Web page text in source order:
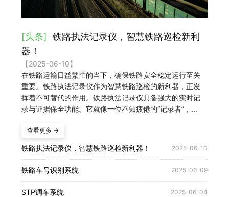
[头条]
铁路执法记录仪，智慧铁路巡检新利
器！
【2025-06-10】
在铁路运输日益繁忙的当下，确保铁路安全稳定运行至关
重要。铁路执法记录仪作为智慧铁路巡检的新利器，正发
挥着不可替代的作用。铁路执法记录仪具备强大的实时记
录与证据保全功能。它就像一位不知疲倦的“记录者”，...
查看更多 →
铁路执法记录仪，智慧铁路巡检新利器！ 2025-06-10
铁路车号识别系统 2025-06-09
STP调车系统 2025-06-04